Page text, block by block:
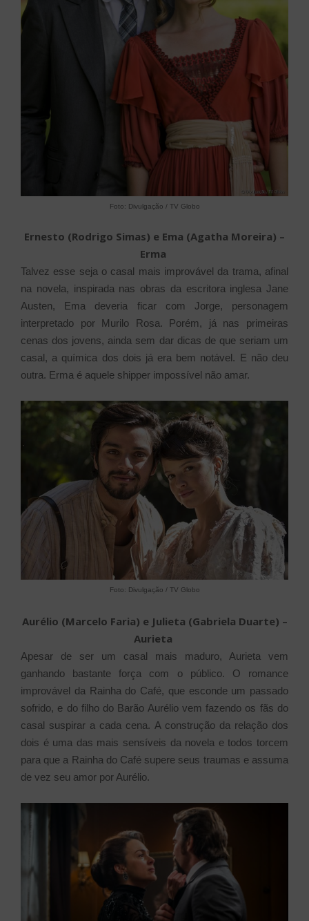
Foto: Divulgação / TV Globo
Ernesto (Rodrigo Simas) e Ema (Agatha Moreira) –
Erma
Talvez esse seja o casal mais improvável da trama, afinal
na novela, inspirada nas obras da escritora inglesa Jane
Austen, Ema deveria ficar com Jorge, personagem
interpretado por Murilo Rosa. Porém, já nas primeiras
cenas dos jovens, ainda sem dar dicas de que seriam um
casal, a química dos dois já era bem notável. E não deu
outra. Erma é aquele shipper impossível não amar.
Foto: Divulgação / TV Globo
Aurélio (Marcelo Faria) e Julieta (Gabriela Duarte) –
Aurieta
Apesar de ser um casal mais maduro, Aurieta vem
ganhando bastante força com o público. O romance
improvável da Rainha do Café, que esconde um passado
sofrido, e do filho do Barão Aurélio vem fazendo os fãs do
casal suspirar a cada cena. A construção da relação dos
dois é uma das mais sensíveis da novela e todos torcem
para que a Rainha do Café supere seus traumas e assuma
de vez seu amor por Aurélio.